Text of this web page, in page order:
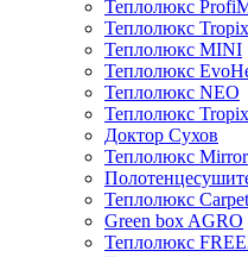
Теплолюкс
Теплолюкс
Теплолюкс MINI
Теплолюкс
Теплолюкс NEO
Теплолюкс
Доктор Сухов
Теплолюкс Mirror
Теплолюкс Carpet
Green box AGRO
Теплолюкс